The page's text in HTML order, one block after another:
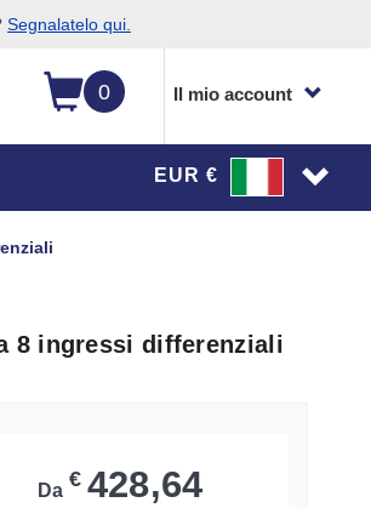
Segnalatelo qui.
0 Il mio account
EUR €
8 ingressi differenziali
Da € 428,64